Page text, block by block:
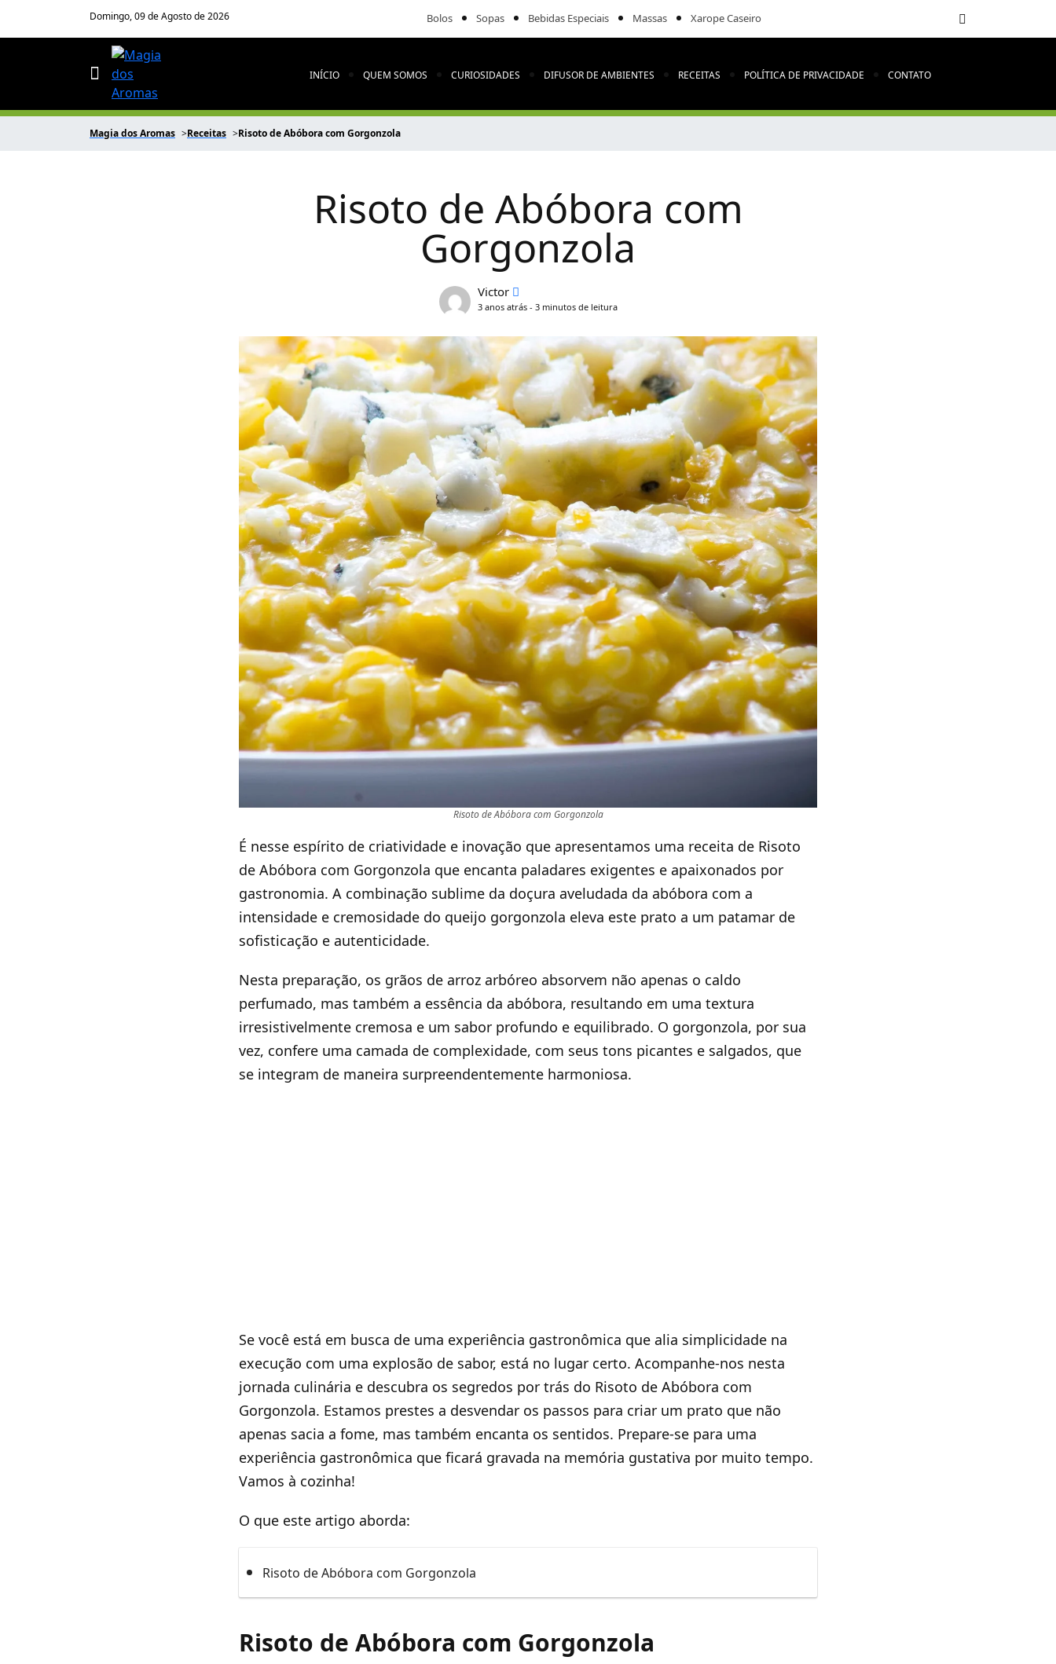
Domingo, 09 de Agosto de 2026 Bolos Sopas Bebidas Especiais Massas Xarope Caseiro
INÍCIO QUEM SOMOS CURIOSIDADES DIFUSOR DE AMBIENTES RECEITAS POLÍTICA DE PRIVACIDADE CONTATO
Magia dos Aromas Receitas Risoto de Abóbora com Gorgonzola
Risoto de Abóbora com
Gorgonzola
Victor
3 anos atrás - 3 minutos de leitura
Risoto de Abóbora com Gorgonzola
É nesse espírito de criatividade e inovação que apresentamos uma receita de Risoto
de Abóbora com Gorgonzola que encanta paladares exigentes e apaixonados por
gastronomia. A combinação sublime da doçura aveludada da abóbora com a
intensidade e cremosidade do queijo gorgonzola eleva este prato a um patamar de
sofisticação e autenticidade.
Nesta preparação, os grãos de arroz arbóreo absorvem não apenas o caldo
perfumado, mas também a essência da abóbora, resultando em uma textura
irresistivelmente cremosa e um sabor profundo e equilibrado. O gorgonzola, por sua
vez, confere uma camada de complexidade, com seus tons picantes e salgados, que
se integram de maneira surpreendentemente harmoniosa.
Se você está em busca de uma experiência gastronômica que alia simplicidade na
execução com uma explosão de sabor, está no lugar certo. Acompanhe-nos nesta
jornada culinária e descubra os segredos por trás do Risoto de Abóbora com
Gorgonzola. Estamos prestes a desvendar os passos para criar um prato que não
apenas sacia a fome, mas também encanta os sentidos. Prepare-se para uma
experiência gastronômica que ficará gravada na memória gustativa por muito tempo.
Vamos à cozinha!
O que este artigo aborda:
Risoto de Abóbora com Gorgonzola
Risoto de Abóbora com Gorgonzola